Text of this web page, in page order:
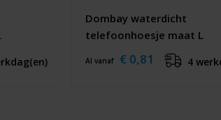
Dombay waterdicht
telefoonhoesje maat L
Al vanaf € 0,81 4